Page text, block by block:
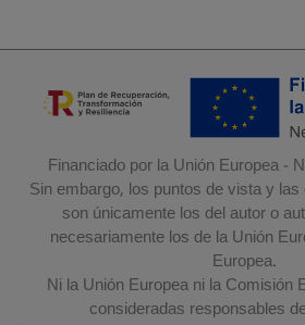
Financiado por la Unión Europea -
Sin embargo, los puntos de vista y
son únicamente los del autor o
necesariamente los de la Unión
Europea.
Ni la Unión Europea ni la Comisión
consideradas responsables